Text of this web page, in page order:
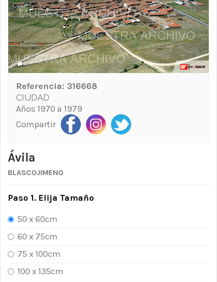
Referencia: 316668
CIUDAD
Años 1970 a 1979
Compartir
Ávila
BLASCOJIMENO
Paso 1. Elija Tamaño
50 x 60cm
60 x 75cm
75 x 100cm
100 x 135cm